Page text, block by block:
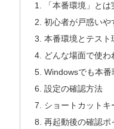
「本番環境」と
初心者が戸惑いや
本番環境とテスト
どんな場面で使わ
Windowsでも本
設定の確認方法
ショートカットキ
再起動後の確認ポ